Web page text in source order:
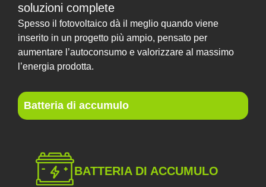
soluzioni complete
Spesso il fotovoltaico dà il meglio quando viene
inserito in un progetto più ampio, pensato per
aumentare l’autoconsumo e valorizzare al massimo
l’energia prodotta.
Batteria di accumulo
BATTERIA DI ACCUMULO